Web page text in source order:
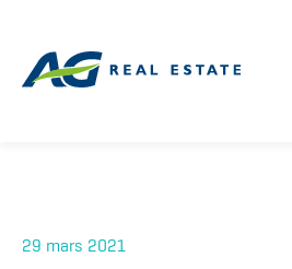
29 mars 2021